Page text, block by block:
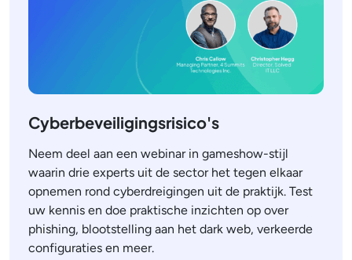
Cyberbeveiligingsrisico's
Neem deel aan een webinar in gameshow-stijl
waarin drie experts uit de sector het tegen elkaar
opnemen rond cyberdreigingen uit de praktijk. Test
uw kennis en doe praktische inzichten op over
phishing, blootstelling aan het dark web, verkeerde
configuraties en meer.